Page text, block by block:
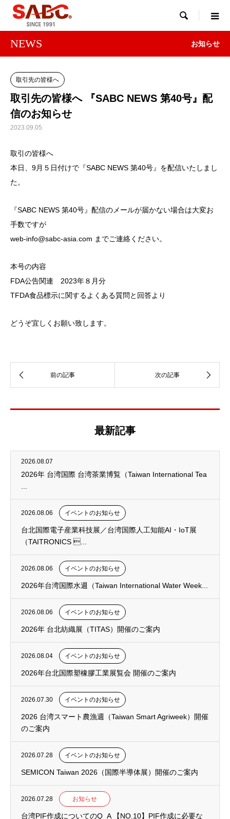

NEWS お知らせ
取引先の皆様へ
取引先の皆様へ 『SABC NEWS 第40号』配
信のお知らせ
2023.09.05
取引の皆様へ
本日、9月５日付けで『SABC NEWS 第40号』を配信いたしまし
た。
『SABC NEWS 第40号』配信のメールが届かない場合は大変お
手数ですが
web-info@sabc-asia.com までご連絡ください。
本号の内容
FDA公告関連 2023年８月分
TFDA食品標示に関するよくある質問と回答より
どうぞ宜しくお願い致します。
最新記事
2026.08.07
2026年 台湾国際 台湾茶業博覧（Taiwan International Tea
2026.08.06 イベントのお知らせ
台北国際電子産業科技展／台湾国際人工知能AI・IoT展
（TAITRONICS ...
2026.08.06 イベントのお知らせ
2026年台湾国際水週（Taiwan International Water Week...
2026.08.06 イベントのお知らせ
2026年 台北紡織展（TITAS）開催のご案内
2026.08.04 イベントのお知らせ
2026年台北国際塑橡膠工業展覧会 開催のご案内
2026.07.30 イベントのお知らせ
2026 台湾スマート農漁週（Taiwan Smart Agriweek）開催
のご案内
2026.07.28 イベントのお知らせ
SEMICON Taiwan 2026（国際半導体展）開催のご案内
2026.07.28 お知らせ
台湾PIF作成についてのQ_A 【NO.10】PIF作成に必要な